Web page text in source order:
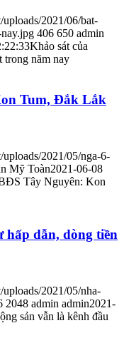
2021/06/bat-
406 650 admin
Khảo sát của
trong năm nay
Tum, Đắk Lắk
2021/05/nga-6-
Mỹ Toàn2021-06-08
Tây Nguyên: Kon
hấp dẫn, dòng tiền
2021/05/nha-
2048 admin admin2021-
sản vẫn là kênh đầu